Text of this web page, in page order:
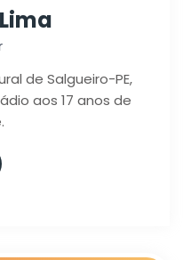
de Salgueiro-PE,
aos 17 anos de